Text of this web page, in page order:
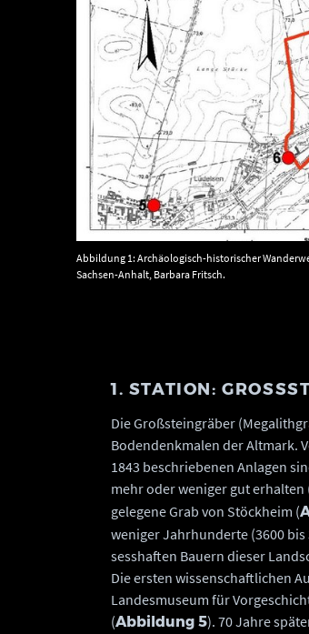
Abbildung 1: Archäologisch-historischer
Sachsen-Anhalt, Barbara Fritsch.
1. STATION:
Die Großsteingräber
Bodendenkmalen der Altmark.
1843 beschriebenen Anlagen
mehr oder weniger gut erhalten
gelegene Grab von Stöckheim (
weniger Jahrhunderte (3600
sesshaften Bauern dieser
Die ersten wissenschaftlichen
Landesmuseum für
(Abbildung 5). 70 Jahre